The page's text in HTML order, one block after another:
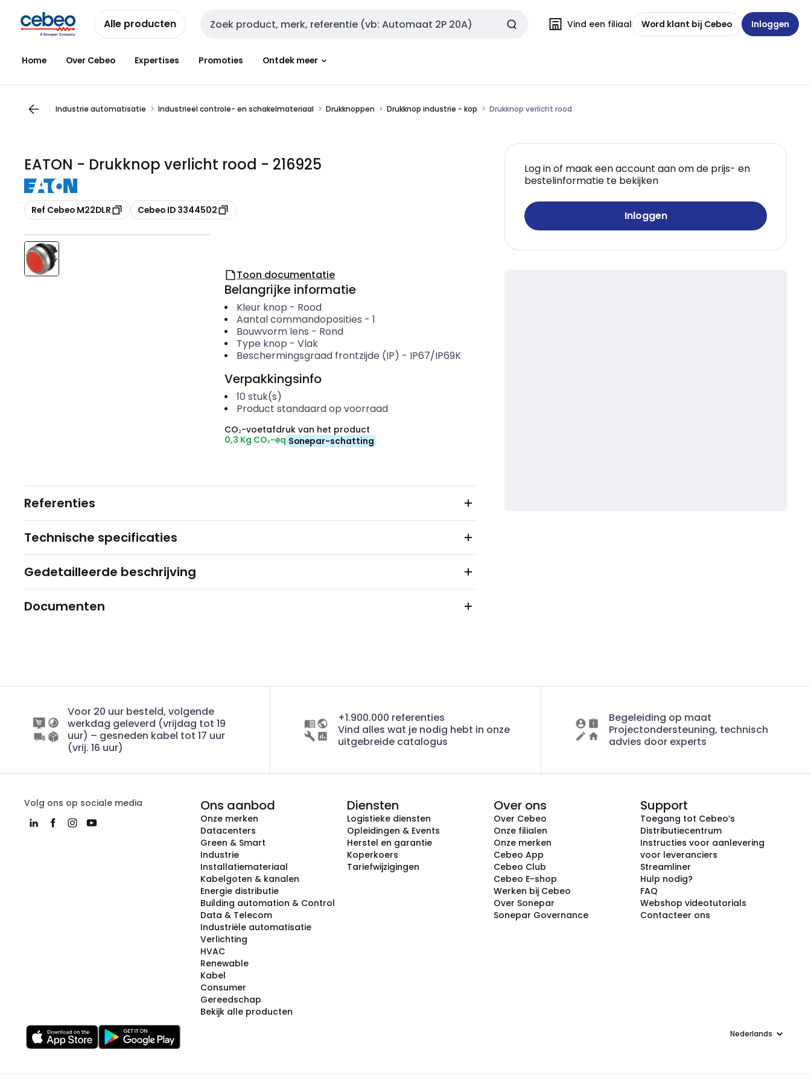
naar
navigatie
naar
inhoud
Alle producten Zoekveld invoer Vind een filiaal Word klant bij Cebeo Inloggen
Home Over Cebeo Expertises Promoties Ontdek meer
Industrie automatisatie Industrieel controle- en schakelmateriaal Drukknoppen Drukknop industrie - kop Drukknop verlicht rood
EATON - Drukknop verlicht rood - 216925
Kopiëren
Ref Cebeo M22DLR Kopiëren
Cebeo ID 3344502
Log in of maak een account aan om de prijs- en
bestelinformatie te bekijken
Inloggen
Toon documentatie
Belangrijke informatie
Kleur knop - Rood
Aantal commandoposities - 1
Bouwvorm lens - Rond
Type knop - Vlak
Beschermingsgraad frontzijde (IP) - IP67/IP69K
Verpakkingsinfo
10 stuk(s)
Product standaard op voorraad
CO₂-voetafdruk van het product
0,3 Kg CO₂-eq Sonepar-schatting
Referenties
Technische specificaties
Gedetailleerde beschrijving
Documenten
Voor 20 uur besteld, volgende
werkdag geleverd (vrijdag tot 19
uur) – gesneden kabel tot 17 uur
(vrij. 16 uur)
+1.900.000 referenties
Vind alles wat je nodig hebt in onze
uitgebreide catalogus
Begeleiding op maat
Projectondersteuning, technisch
advies door experts
Volg ons op sociale media Ons aanbod
Onze merken
Datacenters
Green & Smart
Industrie
Installatiemateriaal
Kabelgoten & kanalen
Energie distributie
Building automation & Control
Data & Telecom
Industriële automatisatie
Verlichting
HVAC
Renewable
Kabel
Consumer
Gereedschap
Bekijk alle producten
Diensten
Logistieke diensten
Opleidingen & Events
Herstel en garantie
Koperkoers
Tariefwijzigingen
Over ons
Over Cebeo
Onze filialen
Onze merken
Cebeo App
Cebeo Club
Cebeo E-shop
Werken bij Cebeo
Over Sonepar
Sonepar Governance
Support
Toegang tot Cebeo’s
Distributiecentrum
Instructies voor aanlevering
voor leveranciers
Streamliner
Hulp nodig?
FAQ
Webshop videotutorials
Contacteer ons
Taal